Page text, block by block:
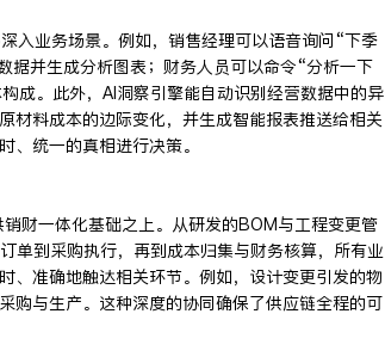
入业务场景。例如，销售经理可以语音询问“下季
据并生成分析图表；财务人员可以命令“分析一下
成。此外，AI洞察引擎能自动识别经营数据中的异
材料成本的边际变化，并生成智能报表推送给相关
、统一的真相进行决策。
财一体化基础之上。从研发的BOM与工程变更管
单到采购执行，再到成本归集与财务核算，所有业
、准确地触达相关环节。例如，设计变更引发的物
购与生产。这种深度的协同确保了供应链全程的可